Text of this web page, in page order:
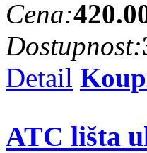
Cena:
Dostupnost:
Detail
ATC lišta